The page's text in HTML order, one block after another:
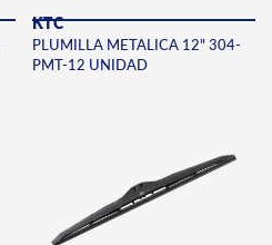
KTC
PLUMILLA METALICA 12" 304-
PMT-12 UNIDAD